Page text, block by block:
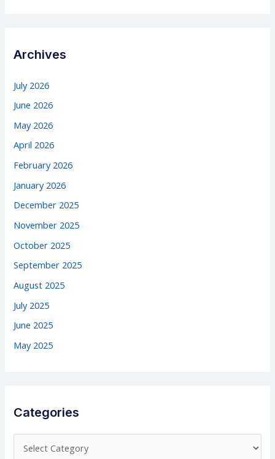
Archives
July 2026
June 2026
May 2026
April 2026
February 2026
January 2026
December 2025
November 2025
October 2025
September 2025
August 2025
July 2025
June 2025
May 2025
Categories